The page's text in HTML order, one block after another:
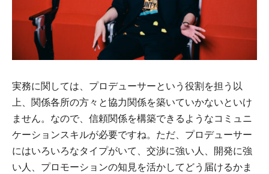
実務に関しては、プロデューサーという役割を担う以
上、関係各所の方々と協力関係を築いていかないといけ
ません。なので、信頼関係を構築できるようなコミュニ
ケーションスキルが必要ですね。ただ、プロデューサー
にはいろいろなタイプがいて、交渉に強い人、開発に強
い人、プロモーションの知見を活かしてどう届けるかま